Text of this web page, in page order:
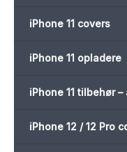
iPhone 11 covers
iPhone 11 opladere
iPhone 11 tilbehør
iPhone 12 / 12 Pro